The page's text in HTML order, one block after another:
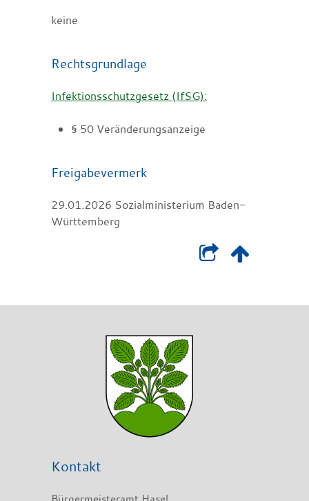
keine
Rechtsgrundlage
Infektionsschutzgesetz (IfSG):
§ 50 Veränderungsanzeige
Freigabevermerk
29.01.2026 Sozialministerium Baden-
Württemberg
Kontakt
Bürgermeisteramt Hasel